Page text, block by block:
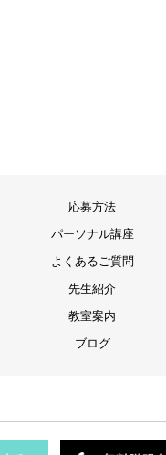
応募方法
パーソナル講座
よくあるご質問
先生紹介
教室案内
ブログ